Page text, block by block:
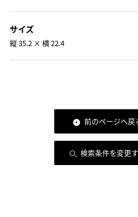
サイズ
縦 35.2 × 横 22.4
前のページへ戻
検索条件を変更